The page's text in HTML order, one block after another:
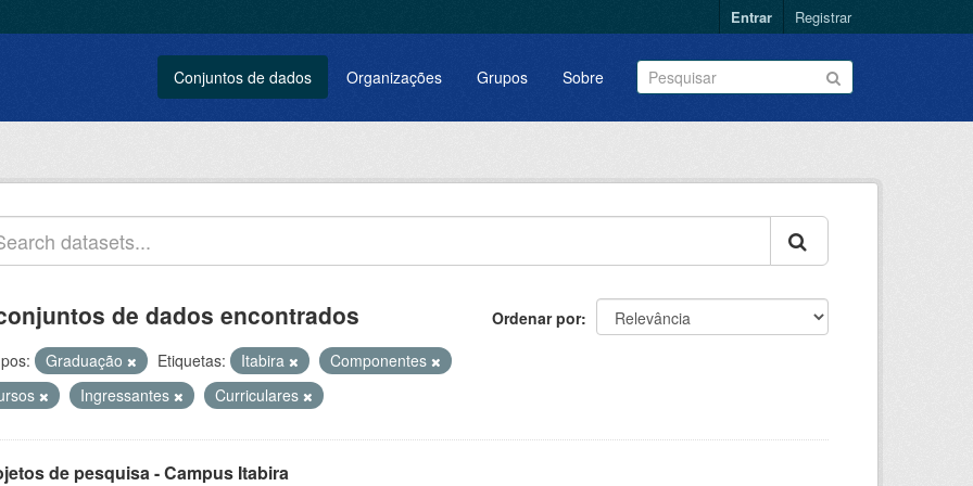
Entrar Registrar
Conjuntos de dados Organizações Grupos Sobre
Ordenar por
de dados encontrados
Graduação Etiquetas: Itabira
Componentes
Ingressantes Curriculares
de pesquisa - Campus Itabira